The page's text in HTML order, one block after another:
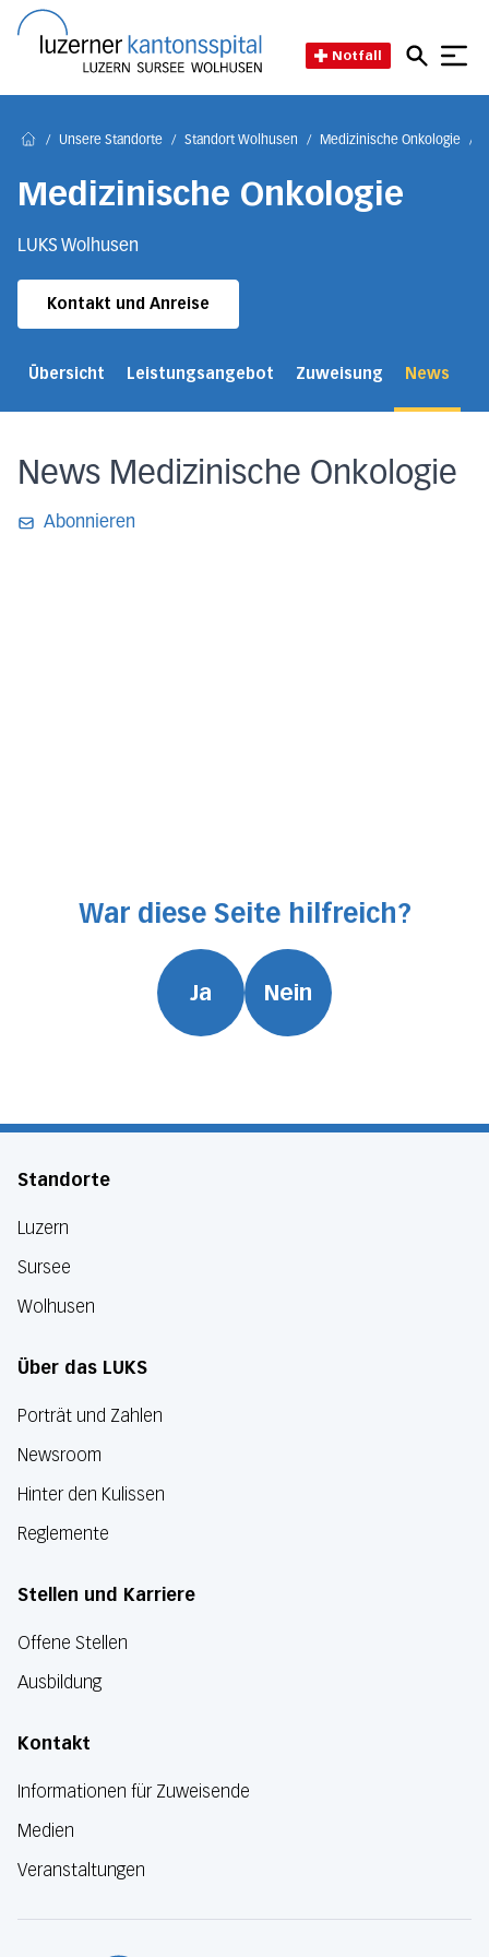
Notfall
/ Unsere Standorte / Standort Wolhusen / Medizinische Onkologie /
Medizinische Onkologie
LUKS Wolhusen
Kontakt und Anreise
Übersicht Leistungsangebot Zuweisung News
News Medizinische Onkologie
Abonnieren
War diese Seite hilfreich?
Ja Nein
Standorte
Luzern
Sursee
Wolhusen
Über das LUKS
Porträt und Zahlen
Newsroom
Hinter den Kulissen
Reglemente
Stellen und Karriere
Offene Stellen
Ausbildung
Kontakt
Informationen für Zuweisende
Medien
Veranstaltungen